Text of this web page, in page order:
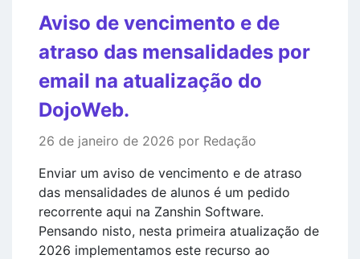
Aviso de vencimento e de
atraso das mensalidades por
email na atualização do
DojoWeb.
26 de janeiro de 2026 por Redação
Enviar um aviso de vencimento e de atraso
das mensalidades de alunos é um pedido
recorrente aqui na Zanshin Software.
Pensando nisto, nesta primeira atualização de
2026 implementamos este recurso ao